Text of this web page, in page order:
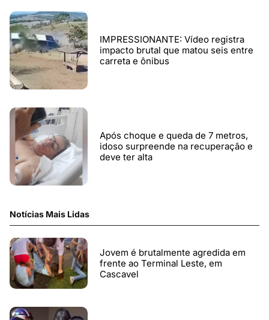
IMPRESSIONANTE: Vídeo registra
impacto brutal que matou seis entre
carreta e ônibus
Após choque e queda de 7 metros,
idoso surpreende na recuperação e
deve ter alta
Notícias Mais Lidas
Jovem é brutalmente agredida em
frente ao Terminal Leste, em
Cascavel